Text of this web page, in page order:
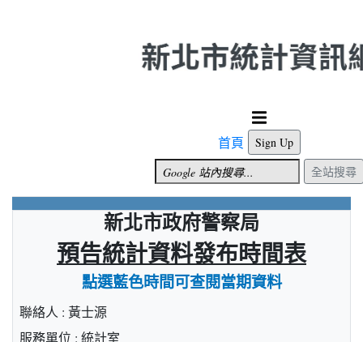
首頁
Sign Up
全站搜尋
新北市政府警察局
預告統計資料發布時間表
點選藍色時間可查閱當期資料
聯絡人 : 黃士源
服務單位 : 統計室